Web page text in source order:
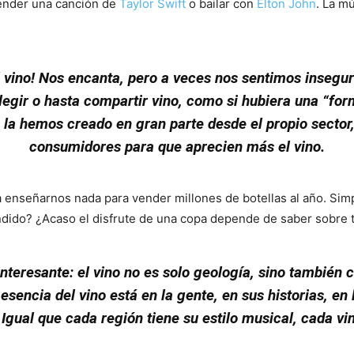
una canción de Taylor Swift o bailar con Elton John. La
Nos encanta, pero a veces nos sentimos
o hasta compartir vino, como si hubiera una
hemos creado en gran parte desde el propio
consumidores para que aprecien más el vino.
nada para vender millones de botellas al año.
¿Acaso el disfrute de una copa depende de saber
el vino no es solo geología, sino también
del vino está en la gente, en sus historias,
que cada región tiene su estilo musical, cada